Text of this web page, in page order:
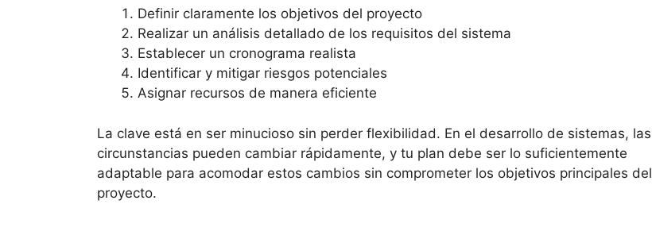
Definir claramente los objetivos del proyecto
Realizar un análisis detallado de los requisitos del sistema
Establecer un cronograma realista
Identificar y mitigar riesgos potenciales
Asignar recursos de manera eficiente
La clave está en ser minucioso sin perder flexibilidad. En el desarrollo de sistemas, las
circunstancias pueden cambiar rápidamente, y tu plan debe ser lo suficientemente
adaptable para acomodar estos cambios sin comprometer los objetivos principales del
proyecto.